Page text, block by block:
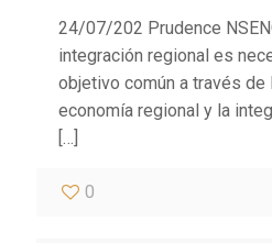
24/07/202 Prudence
integración regional es
objetivo común a través de
economía regional y la
[…]
0